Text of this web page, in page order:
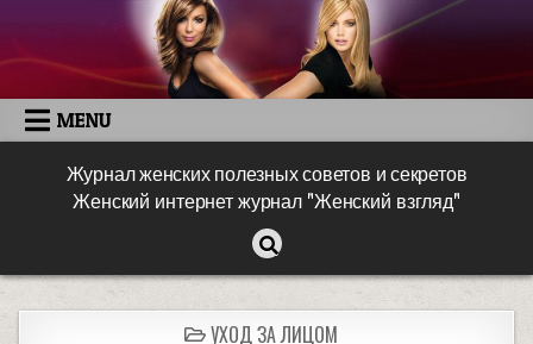
MENU
Журнал женских полезных советов и секретов
Женский интернет журнал "Женский взгляд"
УХОД ЗА ЛИЦОМ